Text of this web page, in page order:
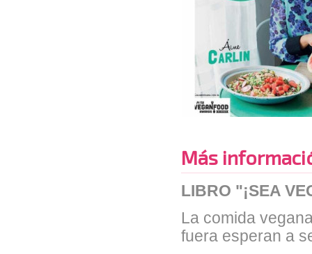
Más
LIBRO "¡SEA
La comida
fuera esperan a